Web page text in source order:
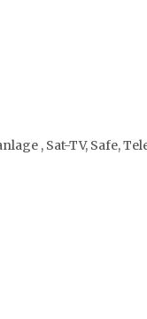
, Sat-TV, Safe,